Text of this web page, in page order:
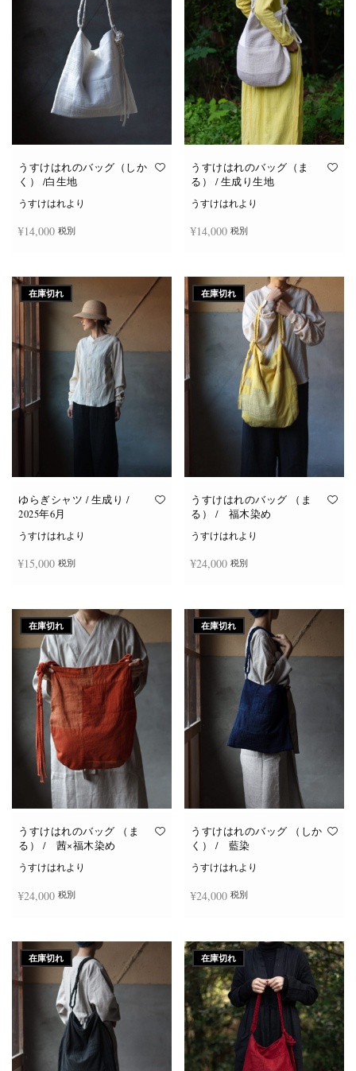
き
す
うすけはれのバッグ（しか
く） /白生地
うすけはれより
¥14,000 税別
うすけはれのバッグ（ま
る） / 生成り生地
うすけはれより
¥14,000 税別
在庫切れ
ゆらぎシャツ / 生成り /
2025年6月
うすけはれより
¥15,000 税別
在庫切れ
うすけはれのバッグ （ま
る） / 福木染め
うすけはれより
¥24,000 税別
在庫切れ
うすけはれのバッグ （ま
る） / 茜×福木染め
うすけはれより
¥24,000 税別
在庫切れ
うすけはれのバッグ （しか
く） / 藍染
うすけはれより
¥24,000 税別
在庫切れ 在庫切れ